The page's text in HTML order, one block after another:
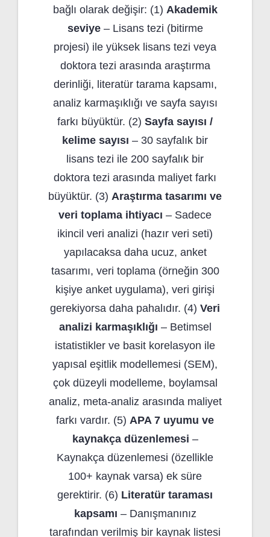
bağlı olarak değişir: (1) Akademik
seviye– Lisans tezi (bitirme
projesi) ile yüksek lisans tezi veya
doktora tezi arasında araştırma
derinliği, literatür tarama kapsamı,
analiz karmaşıklığı ve sayfa sayısı
farkı büyüktür. (2) Sayfa sayısı /
kelime sayısı – 30 sayfalık bir
lisans tezi ile 200 sayfalık bir
doktora tezi arasında maliyet farkı
büyüktür. (3) Araştırma tasarımı ve
veri toplama ihtiyacı – Sadece
ikincil veri analizi (hazır veri seti)
yapılacaksa daha ucuz, anket
tasarımı, veri toplama (örneğin 300
kişiye anket uygulama), veri girişi
gerekiyorsa daha pahalıdır. (4) Veri
analizi karmaşıklığı – Betimsel
istatistikler ve basit korelasyon ile
yapısal eşitlik modellemesi (SEM),
çok düzeyli modelleme, boylamsal
analiz, meta-analiz arasında maliyet
farkı vardır. (5) APA 7 uyumu ve
kaynakça düzenlemesi –
Kaynakça düzenlemesi (özellikle
100+ kaynak varsa) ek süre
gerektirir. (6) Literatür taraması
kapsamı – Danışmanınız
tarafından verilmiş bir kaynak listesi